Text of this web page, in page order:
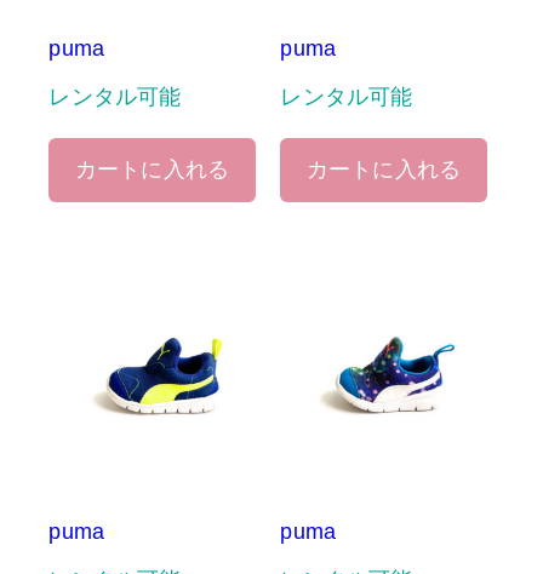
puma
レンタル可能
カートに入れる
puma
レンタル可能
カートに入れる
puma
puma